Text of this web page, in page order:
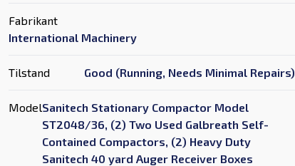
Fabrikant
International Machinery
Tilstand Good (Running, Needs Minimal Repairs)
ModelSanitech Stationary Compactor Model
ST2048/36, (2) Two Used Galbreath Self-
Contained Compactors, (2) Heavy Duty
Sanitech 40 yard Auger Receiver Boxes